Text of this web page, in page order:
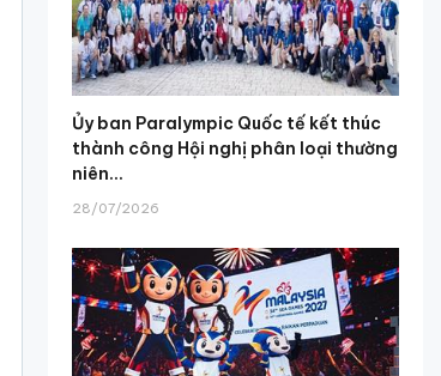
Ủy ban Paralympic Quốc tế kết thúc
thành công Hội nghị phân loại thường
niên...
28/07/2026